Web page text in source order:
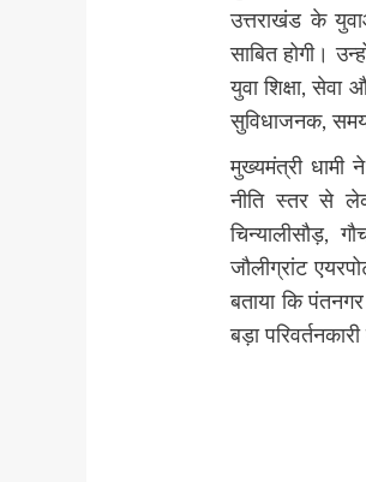
उत्तराखंड के
साबित होगी।
युवा शिक्षा,
सुविधाजनक,
मुख्यमंत्री धामी
नीति स्तर से
चिन्यालीसौड़,
जौलीग्रांट
बताया कि
बड़ा